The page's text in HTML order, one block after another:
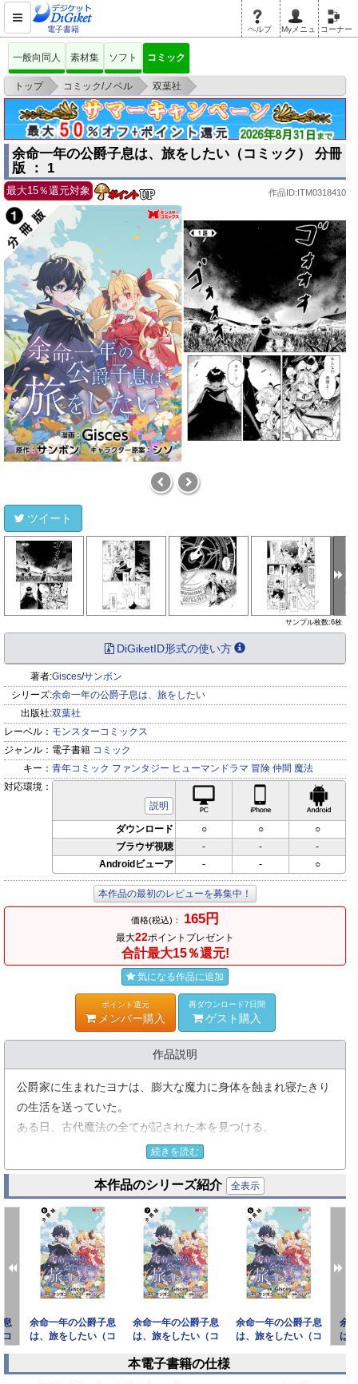
電子書籍 ヘルプ Myメニュ コーナー
一般向同人 素材集 ソフト コミック
トップ > コミック/ノベル > 双葉社
>
余命一年の公爵子息は、旅をしたい（コミック） 分冊版 ： 1
余命一年の公爵子息は、旅をしたい（コミック） 分冊
版 ： 1
最大15％還元対象 作品ID:ITM0318410
ツイート
サンプル枚数:6枚
DiGiketID形式の使い方
著者:Gisces/サンボン
シリーズ:余命一年の公爵子息は、旅をしたい
出版社:双葉社
レーベル： モンスターコミックス
ジャンル： 電子書籍 コミック
キー： 青年コミック ファンタジー ヒューマンドラマ 冒険 仲間 魔法
対応環境：
説明
iPhone対応
ダウンロード ○ ○
○
ブラウザ視聴
- -
-
Androidビューア
- - ○
本作品の最初のレビューを募集中！
価格(税込)： 165円
最大22ポイントプレゼント
合計最大15％還元!
気になる作品に追加
ポイント還元
メンバー購入
再ダウンロード7日間
ゲスト購入
作品説明
公爵家に生まれたヨナは、膨大な魔力に身体を蝕まれ寝たきり
の生活を送っていた。
ある日、古代魔法の全てが記された本を見つける。
そこに書いてあったのは【物体を操る魔法】……
「これが使えれば、普通に歩けるようになるかも」
必死に努力し習得に成功したヨナだったが、
ある日、医師から余命が一年だと宣告されてしまう。
絶望の淵に立たされたヨナは、最後の望みとして
世界中の伝説を求めて旅に出る事を決める――。
続きを読む
本作品のシリーズ紹介 全表示
息
コ
余命一年の公爵子息
は、旅をしたい（コ
余命一年の公爵子息
は、旅をしたい（コ
余命一年の公爵子息
は、旅をしたい（コ
余
は
prev next
本電子書籍の仕様